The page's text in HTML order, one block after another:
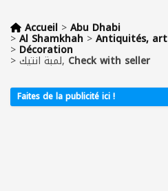
Accueil >Abu Dhabi
>Al Shamkhah >Antiquités, art
> Décoration
> لمبة انتيك, Check with seller
Faites de la publicité ici !